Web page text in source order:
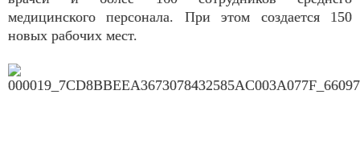
медицинского персонала. При этом создается 150
новых рабочих мест.